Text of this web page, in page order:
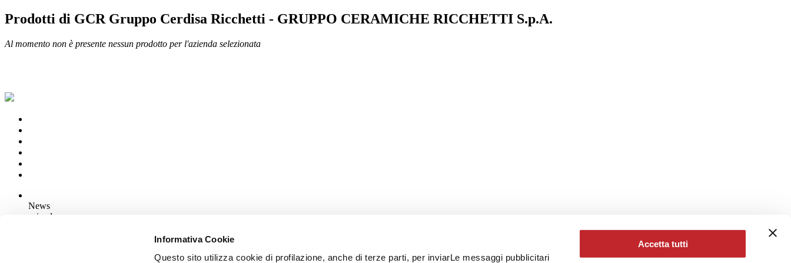
Informativa Cookie
Questo sito utilizza cookie di profilazione, anche di terze parti, per inviarLe messaggi pubblicitari
Accetta tutti
Prodotti di GCR Gruppo Cerdisa Ricchetti - GRUPPO CERAMICHE RICCHETTI S.p.A.
Al momento non è presente nessun prodotto per l'azienda selezionata
News
aziende